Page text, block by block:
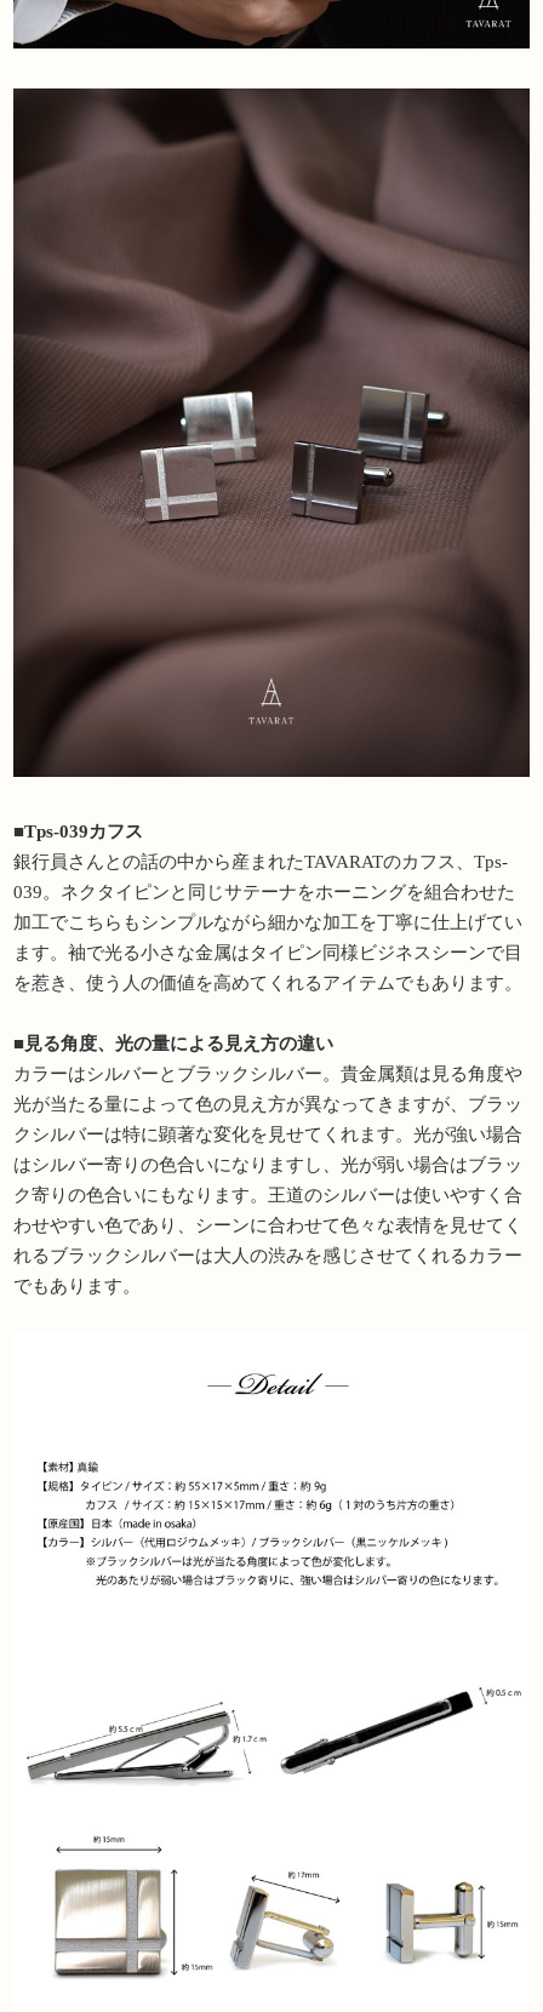
■Tps-039カフス
銀行員さんとの話の中から産まれたTAVARATのカフス、Tps-
039。ネクタイピンと同じサテーナをホーニングを組合わせた
加工でこちらもシンプルながら細かな加工を丁寧に仕上げてい
ます。袖で光る小さな金属はタイピン同様ビジネスシーンで目
を惹き、使う人の価値を高めてくれるアイテムでもあります。
■見る角度、光の量による見え方の違い
カラーはシルバーとブラックシルバー。貴金属類は見る角度や
光が当たる量によって色の見え方が異なってきますが、ブラッ
クシルバーは特に顕著な変化を見せてくれます。光が強い場合
はシルバー寄りの色合いになりますし、光が弱い場合はブラッ
ク寄りの色合いにもなります。王道のシルバーは使いやすく合
わせやすい色であり、シーンに合わせて色々な表情を見せてく
れるブラックシルバーは大人の渋みを感じさせてくれるカラー
でもあります。